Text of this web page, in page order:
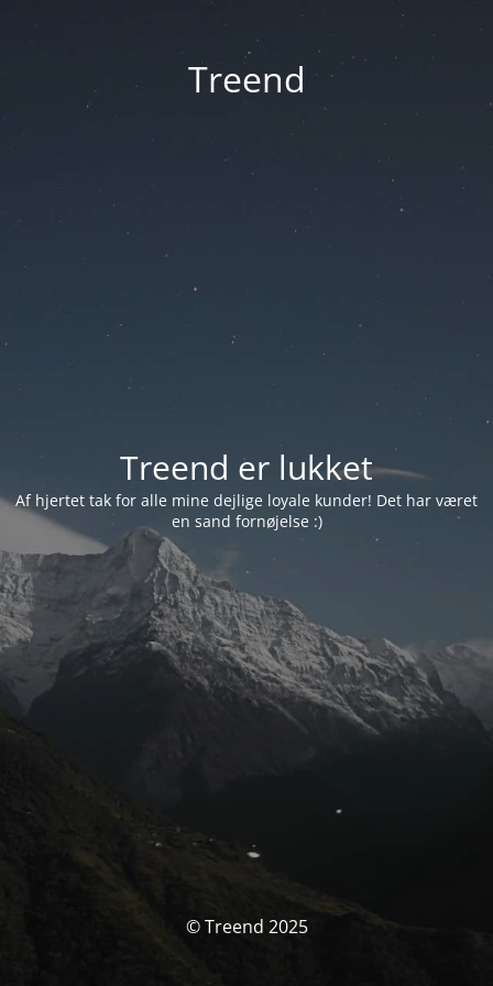
Treend
Treend er lukket
Af hjertet tak for alle mine dejlige loyale kunder! Det har været
en sand fornøjelse :)
© Treend 2025